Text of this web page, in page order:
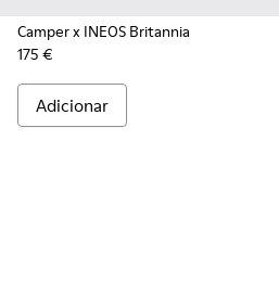
Camper x INEOS Britannia
175 €
Adicionar